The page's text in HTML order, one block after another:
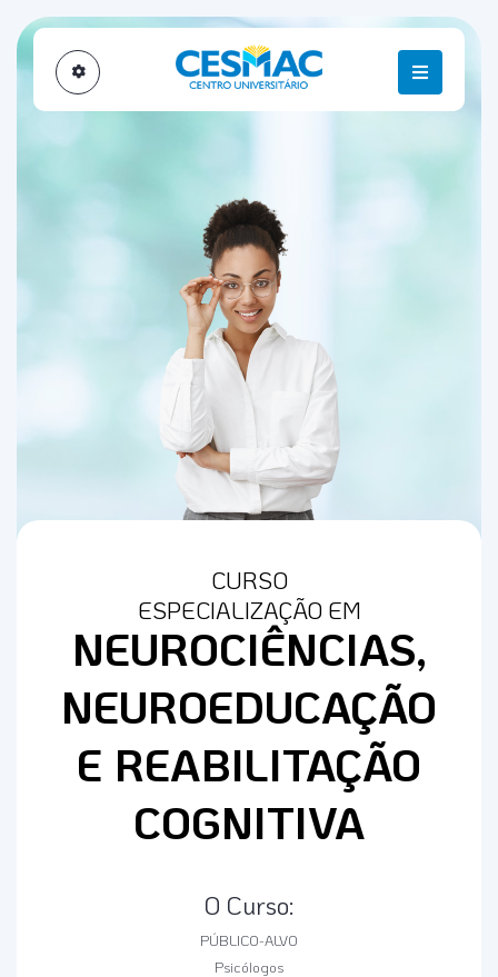
CURSO
ESPECIALIZAÇÃO EM
NEUROCIÊNCIAS,
NEUROEDUCAÇÃO
E REABILITAÇÃO
COGNITIVA
O Curso:
PÚBLICO-ALVO
Psicólogos